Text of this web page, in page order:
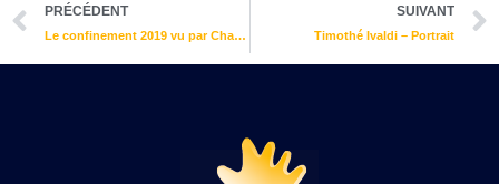
Précédent
PRÉCÉDENT
Le confinement 2019 vu par Charles-Antoine KOUAKOU
SUIVANT
Timothé Ivaldi – Portrait